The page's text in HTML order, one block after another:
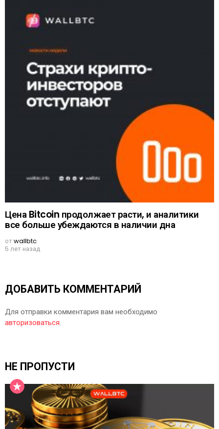
Цена Bitcoin продолжает расти, и аналитики
все больше убеждаются в наличии дна
отwallbtc
5 лет назад
ДОБАВИТЬ КОММЕНТАРИЙ
Для отправки комментария вам необходимо
авторизоваться.
НЕ ПРОПУСТИ